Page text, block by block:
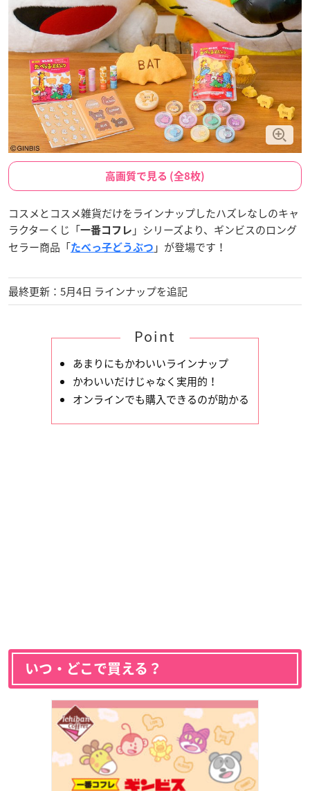
高画質で見る (全8枚)
コスメとコスメ雑貨だけをラインナップしたハズレなしのキャ
ラクターくじ「一番コフレ 」シリーズより、ギンビスのロング
セラー商品「たべっ子どうぶつ 」が登場です！
最終更新：5月4日 ラインナップを追記
Point
あまりにもかわいいラインナップ
かわいいだけじゃなく実用的！
オンラインでも購入できるのが助かる
いつ・どこで買える？